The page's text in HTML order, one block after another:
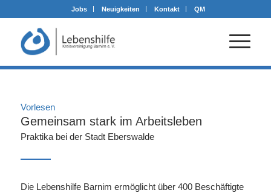
Jobs Neuigkeiten Kontakt QM
Vorlesen
Gemeinsam stark im Arbeitsleben
Praktika bei der Stadt Eberswalde
Die Lebenshilfe Barnim ermöglicht über 400 Beschäftigte